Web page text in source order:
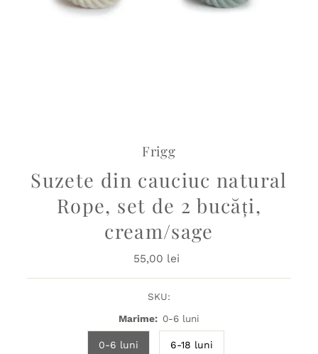
Frigg
Suzete din cauciuc natural
Rope, set de 2 bucăți,
cream/sage
Preț
55,00 lei
SKU:
Marime: 0-6 luni
0-6 luni 6-18 luni